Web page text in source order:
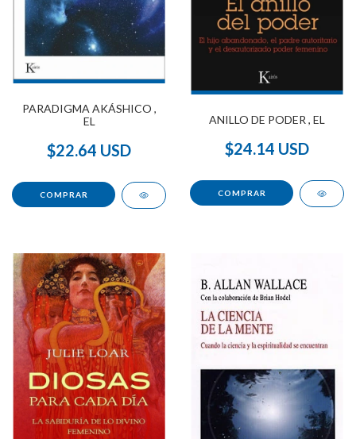
PARADIGMA AKÁSHICO ,
EL
$22.64 USD
ANILLO DE PODER , EL
$24.14 USD